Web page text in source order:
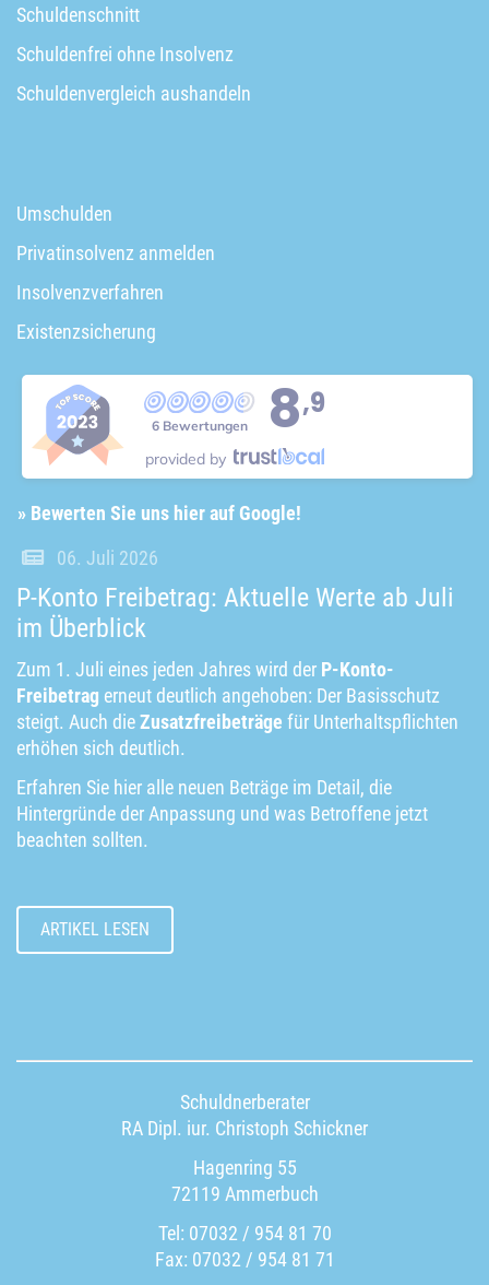
Schuldenschnitt
Schuldenfrei ohne Insolvenz
Schuldenvergleich aushandeln
Umschulden
Privatinsolvenz anmelden
Insolvenzverfahren
Existenzsicherung
6 Bewertungen 8,9
provided by
» Bewerten Sie uns hier auf Google!
06. Juli 2026
P-Konto Freibetrag: Aktuelle Werte ab Juli
im Überblick
Zum 1. Juli eines jeden Jahres wird der P-Konto-
Freibetrag erneut deutlich angehoben: Der Basisschutz
steigt. Auch dieZusatzfreibeträge für Unterhaltspflichten
erhöhen sich deutlich.
Erfahren Sie hier alle neuen Beträge im Detail, die
Hintergründe der Anpassung und was Betroffene jetzt
beachten sollten.
ARTIKEL LESEN
Schuldnerberater
RA Dipl. iur. Christoph Schickner
Hagenring 55
72119 Ammerbuch
Tel: 07032 / 954 81 70
Fax: 07032 / 954 81 71